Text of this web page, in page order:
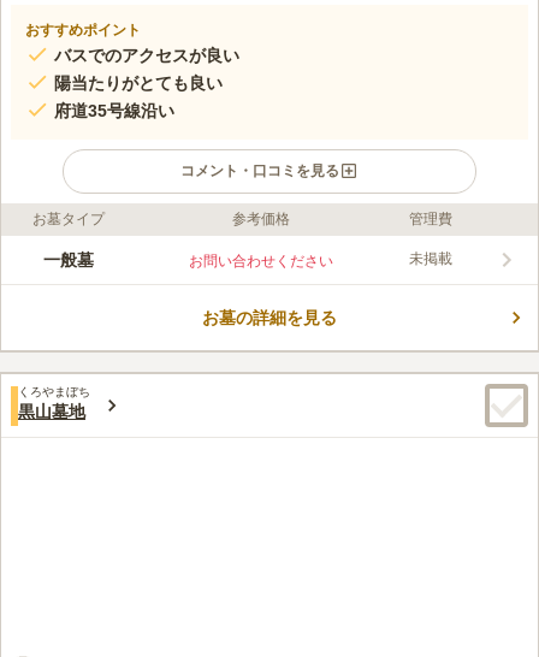
おすすめポイント
バスでのアクセスが良い
陽当たりがとても良い
府道35号線沿い
コメント・口コミを見る
ライフドット編集部のコメント
大阪府堺市美原区にある墓地です。 宗教の制限がないので、在
と、お参りに訪れる人も幾分寂しさが紛れるかもしれません。
口コミ評価
みんなの評価
40代女性
回りは何もないので、寄り道などすることはありません。霊園の
お墓タイプ 参考価格 管理費
一般墓 お問い合わせください 未掲載
お墓の詳細を見る
くろやまぼち
黒山墓地